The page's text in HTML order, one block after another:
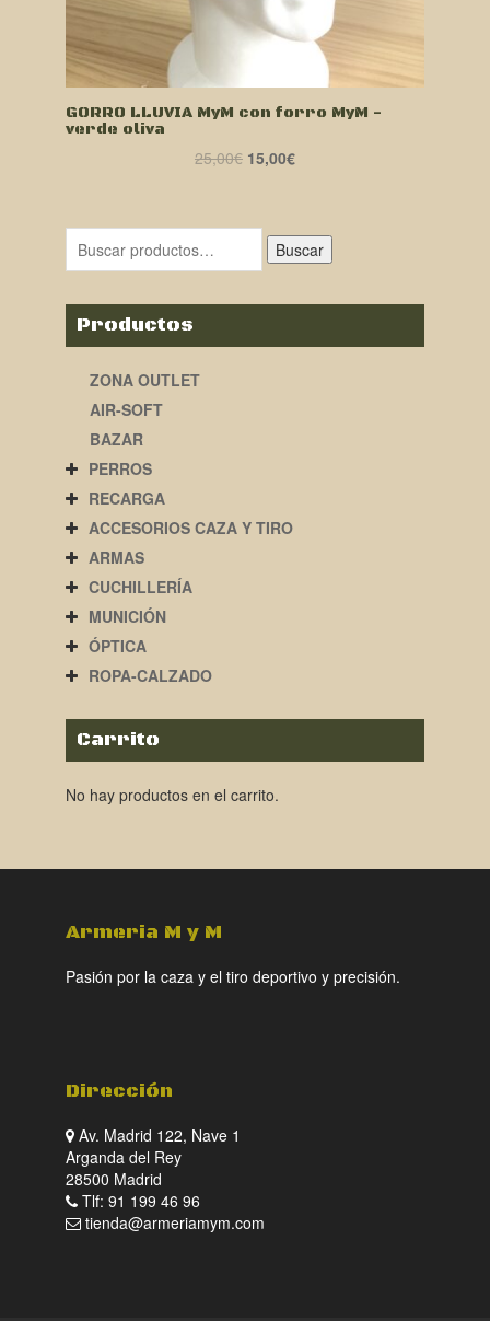
GORRO LLUVIA MyM con forro MyM -
verde oliva
25,00€ El
era:
25,00€.
15,00€El
es:
15,00€.
Buscar
Productos
ZONA OUTLET
AIR-SOFT
BAZAR
PERROS
RECARGA
ACCESORIOS CAZA Y TIRO
ARMAS
CUCHILLERÍA
MUNICIÓN
ÓPTICA
ROPA-CALZADO
Carrito
No hay productos en el carrito.
Armeria M y M
Pasión por la caza y el tiro deportivo y precisión.
Dirección
Av. Madrid 122, Nave 1
Arganda del Rey
28500 Madrid
Tlf: 91 199 46 96
tienda@armeriamym.com